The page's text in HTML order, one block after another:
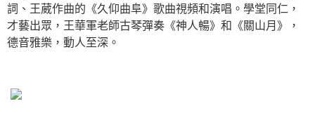
詞、王葳作曲的《久仰曲阜》歌曲視頻和演唱。學堂同仁，
才藝出眾，王華軍老師古琴彈奏《神人暢》和《關山月》，
德音雅樂，動人至深。